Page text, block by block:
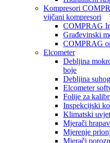
Kompresori
vijčani kompresori
COMPRAG
Građevinski
COMPRAG
Elcometer
Debljina
boje
Debljina
Elcometer
Folije za
Inspekcijski
Klimatski
Mjerači
Mjerenje
Mjerači